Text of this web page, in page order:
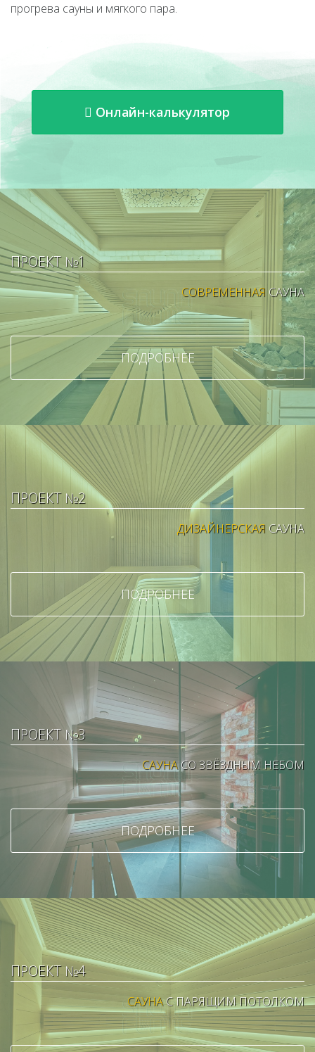
прогрева сауны и мягкого пара.
Онлайн-калькулятор
ПРОЕКТ №1
СОВРЕМЕННАЯ САУНА
ПОДРОБНЕЕ
ПРОЕКТ №2
ДИЗАЙНЕРСКАЯ САУНА
ПОДРОБНЕЕ
ПРОЕКТ №3
САУНАСО ЗВЁЗДНЫМ НЕБОМ
ПОДРОБНЕЕ
ПРОЕКТ №4
САУНАС ПАРЯЩИМ ПОТОЛКОМ